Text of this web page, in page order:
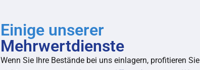
Einige unserer
Mehrwertdienste
Wenn Sie Ihre Bestände bei uns einlagern, profitieren Sie